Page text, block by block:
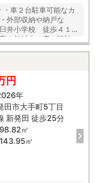
車２台駐車可能なカ
外部収納や納戸な
円
年
田市大手町5丁目
新発田 徒歩25分
98.82㎡
143.95㎡